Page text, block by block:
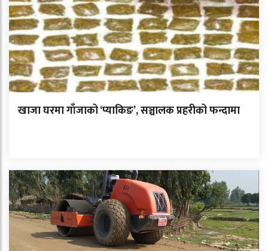
खाजा घरमा गाँजाको ‘प्याकिङ’, सञ्चालक प्रहरीको फन्दामा